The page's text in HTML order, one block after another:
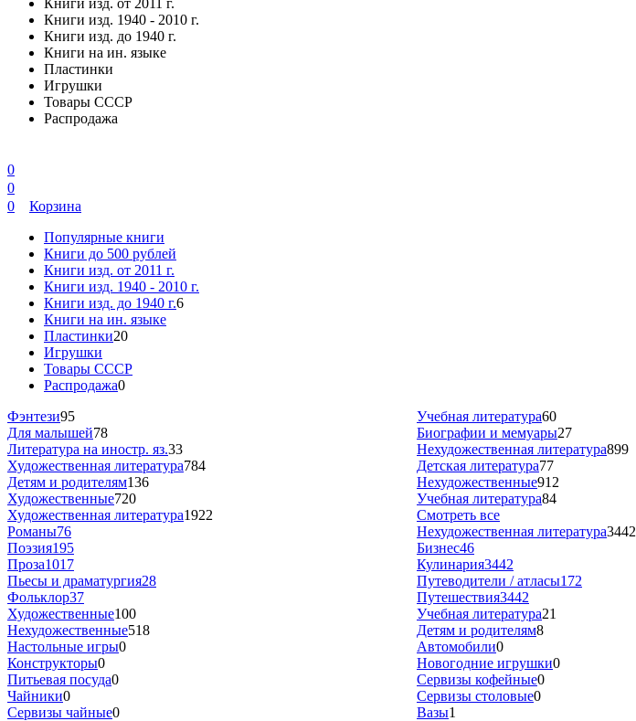
Книги изд. от 2011 г.
Книги изд. 1940 - 2010 г.
Книги изд. до 1940 г.
Книги на ин. языке
Пластинки
Игрушки
Товары СССР
Распродажа
0
0
0
Корзина
Популярные книги
Книги до 500 рублей
Книги изд. от 2011 г.
Книги изд. 1940 - 2010 г.
Книги изд. до 1940 г.6
Книги на ин. языке
Пластинки20
Игрушки
Товары СССР
Распродажа0
Фэнтези95
Для малышей78
Учебная литература60
Биографии и мемуары27
Литература на иностр. яз.33
Художественная литература784
Нехудожественная литература899
Детская литература77
Детям и родителям136
Художественные720
Нехудожественные912
Учебная литература84
Художественная литература1922
Романы76
Поэзия195
Проза1017
Пьесы и драматургия28
Фольклор37
Смотреть все
Нехудожественная литература3442
Бизнес46
Кулинария3442
Путеводители / атласы172
Путешествия3442
Художественные100
Нехудожественные518
Учебная литература21
Детям и родителям8
Настольные игры0
Конструкторы0
Автомобили0
Новогодние игрушки0
Питьевая посуда0
Чайники0
Сервизы чайные0
Сервизы кофейные0
Сервизы столовые0
Вазы1